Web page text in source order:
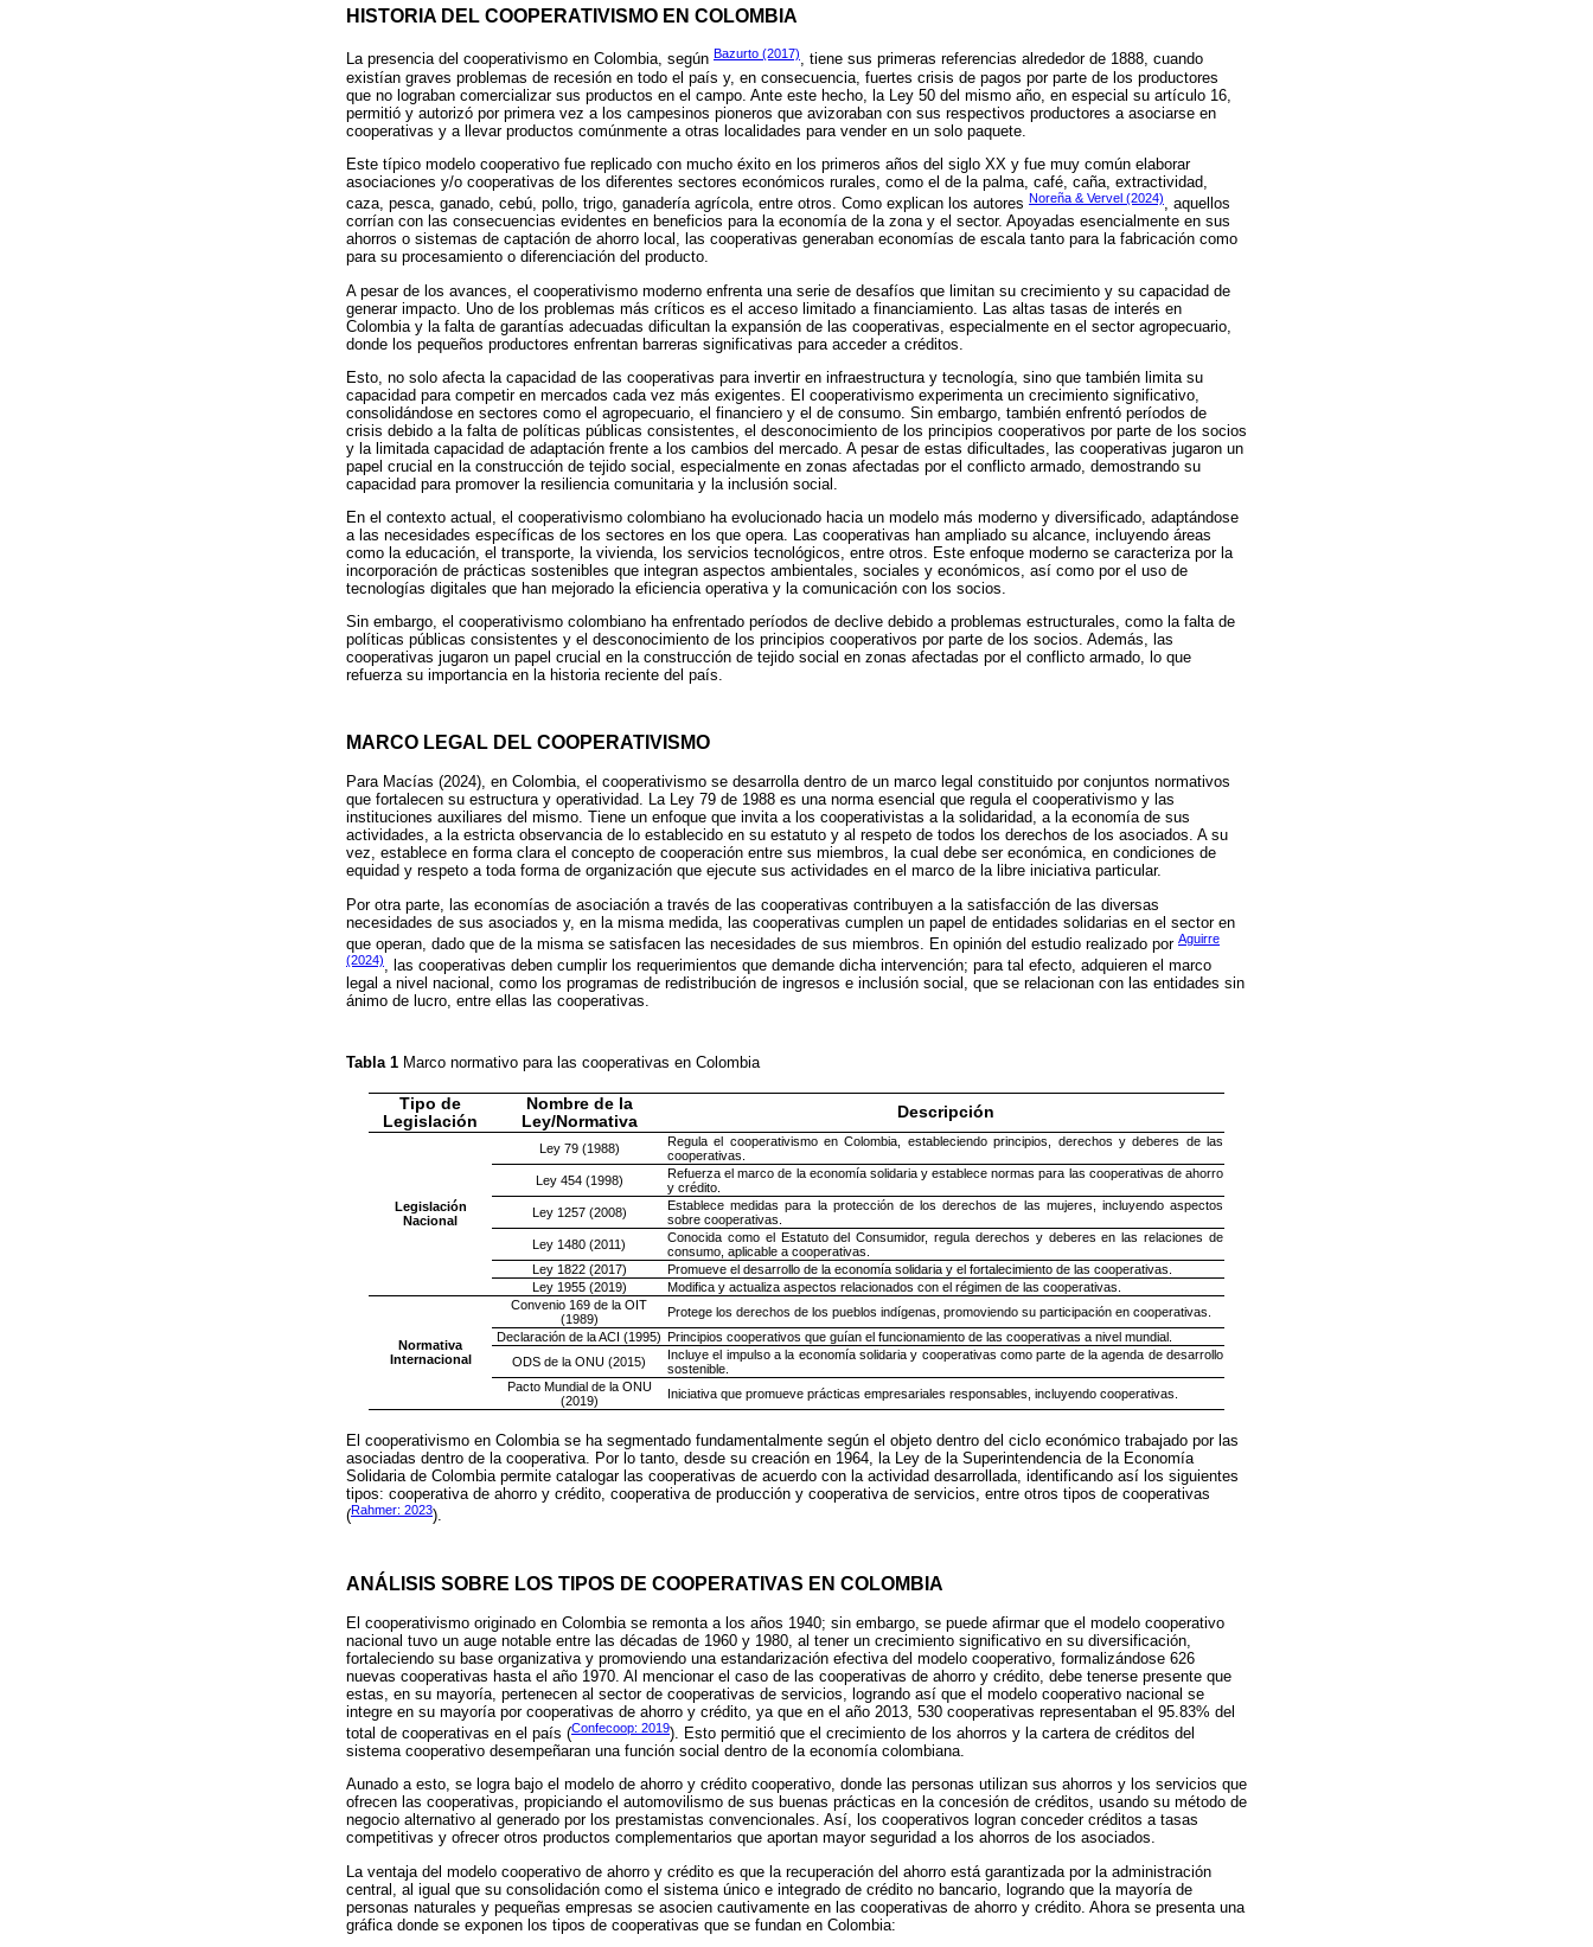
HISTORIA DEL COOPERATIVISMO EN COLOMBIA
La presencia del cooperativismo en Colombia, según Bazurto (2017), tiene sus primeras referencias alrededor de 1888, cuando
existían graves problemas de recesión en todo el país y, en consecuencia, fuertes crisis de pagos por parte de los productores
que no lograban comercializar sus productos en el campo. Ante este hecho, la Ley 50 del mismo año, en especial su artículo 16,
permitió y autorizó por primera vez a los campesinos pioneros que avizoraban con sus respectivos productores a asociarse en
cooperativas y a llevar productos comúnmente a otras localidades para vender en un solo paquete.
Este típico modelo cooperativo fue replicado con mucho éxito en los primeros años del siglo XX y fue muy común elaborar
asociaciones y/o cooperativas de los diferentes sectores económicos rurales, como el de la palma, café, caña, extractividad,
caza, pesca, ganado, cebú, pollo, trigo, ganadería agrícola, entre otros. Como explican los autores Noreña & Vervel (2024), aquellos
corrían con las consecuencias evidentes en beneficios para la economía de la zona y el sector. Apoyadas esencialmente en sus
ahorros o sistemas de captación de ahorro local, las cooperativas generaban economías de escala tanto para la fabricación como
para su procesamiento o diferenciación del producto.
A pesar de los avances, el cooperativismo moderno enfrenta una serie de desafíos que limitan su crecimiento y su capacidad de
generar impacto. Uno de los problemas más críticos es el acceso limitado a financiamiento. Las altas tasas de interés en
Colombia y la falta de garantías adecuadas dificultan la expansión de las cooperativas, especialmente en el sector agropecuario,
donde los pequeños productores enfrentan barreras significativas para acceder a créditos.
Esto, no solo afecta la capacidad de las cooperativas para invertir en infraestructura y tecnología, sino que también limita su
capacidad para competir en mercados cada vez más exigentes. El cooperativismo experimenta un crecimiento significativo,
consolidándose en sectores como el agropecuario, el financiero y el de consumo. Sin embargo, también enfrentó períodos de
crisis debido a la falta de políticas públicas consistentes, el desconocimiento de los principios cooperativos por parte de los socios
y la limitada capacidad de adaptación frente a los cambios del mercado. A pesar de estas dificultades, las cooperativas jugaron un
papel crucial en la construcción de tejido social, especialmente en zonas afectadas por el conflicto armado, demostrando su
capacidad para promover la resiliencia comunitaria y la inclusión social.
En el contexto actual, el cooperativismo colombiano ha evolucionado hacia un modelo más moderno y diversificado, adaptándose
a las necesidades específicas de los sectores en los que opera. Las cooperativas han ampliado su alcance, incluyendo áreas
como la educación, el transporte, la vivienda, los servicios tecnológicos, entre otros. Este enfoque moderno se caracteriza por la
incorporación de prácticas sostenibles que integran aspectos ambientales, sociales y económicos, así como por el uso de
tecnologías digitales que han mejorado la eficiencia operativa y la comunicación con los socios.
Sin embargo, el cooperativismo colombiano ha enfrentado períodos de declive debido a problemas estructurales, como la falta de
políticas públicas consistentes y el desconocimiento de los principios cooperativos por parte de los socios. Además, las
cooperativas jugaron un papel crucial en la construcción de tejido social en zonas afectadas por el conflicto armado, lo que
refuerza su importancia en la historia reciente del país.
MARCO LEGAL DEL COOPERATIVISMO
Para Macías (2024), en Colombia, el cooperativismo se desarrolla dentro de un marco legal constituido por conjuntos normativos
que fortalecen su estructura y operatividad. La Ley 79 de 1988 es una norma esencial que regula el cooperativismo y las
instituciones auxiliares del mismo. Tiene un enfoque que invita a los cooperativistas a la solidaridad, a la economía de sus
actividades, a la estricta observancia de lo establecido en su estatuto y al respeto de todos los derechos de los asociados. A su
vez, establece en forma clara el concepto de cooperación entre sus miembros, la cual debe ser económica, en condiciones de
equidad y respeto a toda forma de organización que ejecute sus actividades en el marco de la libre iniciativa particular.
Por otra parte, las economías de asociación a través de las cooperativas contribuyen a la satisfacción de las diversas
necesidades de sus asociados y, en la misma medida, las cooperativas cumplen un papel de entidades solidarias en el sector en
que operan, dado que de la misma se satisfacen las necesidades de sus miembros. En opinión del estudio realizado por Aguirre
(2024), las cooperativas deben cumplir los requerimientos que demande dicha intervención; para tal efecto, adquieren el marco
legal a nivel nacional, como los programas de redistribución de ingresos e inclusión social, que se relacionan con las entidades sin
ánimo de lucro, entre ellas las cooperativas.
Tabla 1 Marco normativo para las cooperativas en Colombia
Tipo de
Legislación
Nombre de la
Ley/Normativa
Descripción
Legislación
Nacional
Ley 79 (1988)
Regula el cooperativismo en Colombia, estableciendo principios, derechos y deberes de las
cooperativas.
Ley 454 (1998)
Refuerza el marco de la economía solidaria y establece normas para las cooperativas de ahorro
y crédito.
Ley 1257 (2008)
Establece medidas para la protección de los derechos de las mujeres, incluyendo aspectos
sobre cooperativas.
Ley 1480 (2011)
Conocida como el Estatuto del Consumidor, regula derechos y deberes en las relaciones de
consumo, aplicable a cooperativas.
Ley 1822 (2017)
Promueve el desarrollo de la economía solidaria y el fortalecimiento de las cooperativas.
Ley 1955 (2019)
Modifica y actualiza aspectos relacionados con el régimen de las cooperativas.
Normativa
Internacional
Convenio 169 de la OIT
(1989)
Protege los derechos de los pueblos indígenas, promoviendo su participación en cooperativas.
Declaración de la ACI (1995) Principios cooperativos que guían el funcionamiento de las cooperativas a nivel mundial.
ODS de la ONU (2015)
Incluye el impulso a la economía solidaria y cooperativas como parte de la agenda de desarrollo
sostenible.
Pacto Mundial de la ONU
(2019)
Iniciativa que promueve prácticas empresariales responsables, incluyendo cooperativas.
El cooperativismo en Colombia se ha segmentado fundamentalmente según el objeto dentro del ciclo económico trabajado por las
asociadas dentro de la cooperativa. Por lo tanto, desde su creación en 1964, la Ley de la Superintendencia de la Economía
Solidaria de Colombia permite catalogar las cooperativas de acuerdo con la actividad desarrollada, identificando así los siguientes
tipos: cooperativa de ahorro y crédito, cooperativa de producción y cooperativa de servicios, entre otros tipos de cooperativas
(Rahmer: 2023).
ANÁLISIS SOBRE LOS TIPOS DE COOPERATIVAS EN COLOMBIA
El cooperativismo originado en Colombia se remonta a los años 1940; sin embargo, se puede afirmar que el modelo cooperativo
nacional tuvo un auge notable entre las décadas de 1960 y 1980, al tener un crecimiento significativo en su diversificación,
fortaleciendo su base organizativa y promoviendo una estandarización efectiva del modelo cooperativo, formalizándose 626
nuevas cooperativas hasta el año 1970. Al mencionar el caso de las cooperativas de ahorro y crédito, debe tenerse presente que
estas, en su mayoría, pertenecen al sector de cooperativas de servicios, logrando así que el modelo cooperativo nacional se
integre en su mayoría por cooperativas de ahorro y crédito, ya que en el año 2013, 530 cooperativas representaban el 95.83% del
total de cooperativas en el país (Confecoop: 2019). Esto permitió que el crecimiento de los ahorros y la cartera de créditos del
sistema cooperativo desempeñaran una función social dentro de la economía colombiana.
Aunado a esto, se logra bajo el modelo de ahorro y crédito cooperativo, donde las personas utilizan sus ahorros y los servicios que
ofrecen las cooperativas, propiciando el automovilismo de sus buenas prácticas en la concesión de créditos, usando su método de
negocio alternativo al generado por los prestamistas convencionales. Así, los cooperativos logran conceder créditos a tasas
competitivas y ofrecer otros productos complementarios que aportan mayor seguridad a los ahorros de los asociados.
La ventaja del modelo cooperativo de ahorro y crédito es que la recuperación del ahorro está garantizada por la administración
central, al igual que su consolidación como el sistema único e integrado de crédito no bancario, logrando que la mayoría de
personas naturales y pequeñas empresas se asocien cautivamente en las cooperativas de ahorro y crédito. Ahora se presenta una
gráfica donde se exponen los tipos de cooperativas que se fundan en Colombia: